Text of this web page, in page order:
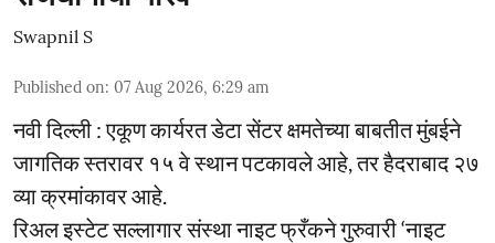
Swapnil S
Published on: 07 Aug 2026, 6:29 am
नवी दिल्ली : एकूण कार्यरत डेटा सेंटर क्षमतेच्या बाबतीत मुंबईने
जागतिक स्तरावर १५ वे स्थान पटकावले आहे, तर हैदराबाद २७
व्या क्रमांकावर आहे.
रिअल इस्टेट सल्लागार संस्था नाइट फ्रँकने गुरुवारी ‘नाइट